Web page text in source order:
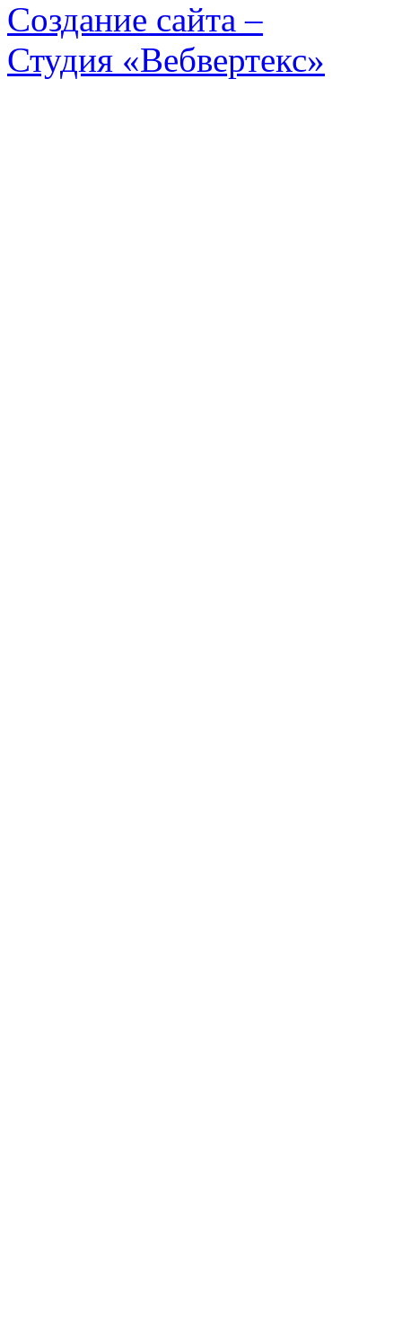
Создание сайта –
Студия «Вебвертекс»